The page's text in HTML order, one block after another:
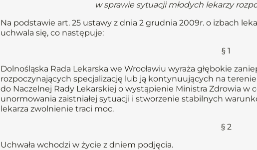
w sprawie sytuacji młodych lekarzy
Na podstawie art. 25 ustawy z dnia 2 grudnia 2009r. o izbach
uchwala się, co następuje:
§ 1
Dolnośląska Rada Lekarska we Wrocławiu wyraża głębokie
rozpoczynających specjalizację lub ją kontynuujących na
do Naczelnej Rady Lekarskiej o wystąpienie Ministra Zdrowia w
unormowania zaistniałej sytuacji i stworzenie stabilnych
lekarza zwolnienie traci moc.
§ 2
Uchwała wchodzi w życie z dniem podjęcia.